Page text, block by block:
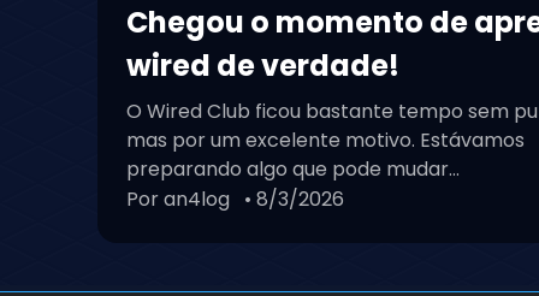
Chegou o momento de
wired de verdade!
O Wired Club ficou bastante tempo sem
mas por um excelente motivo. Estávamos
preparando algo que pode mudar...
Por an4log • 8/3/2026